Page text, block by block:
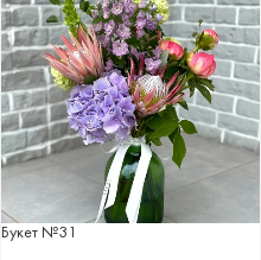
Букет №31